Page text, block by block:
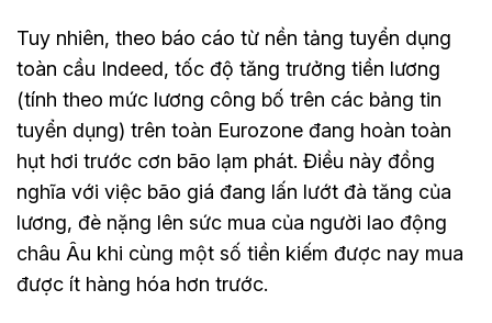
Tuy nhiên, theo báo cáo từ nền tảng tuyển dụng
toàn cầu Indeed, tốc độ tăng trưởng tiền lương
(tính theo mức lương công bố trên các bảng tin
tuyển dụng) trên toàn Eurozone đang hoàn toàn
hụt hơi trước cơn bão lạm phát. Điều này đồng
nghĩa với việc bão giá đang lấn lướt đà tăng của
lương, đè nặng lên sức mua của người lao động
châu Âu khi cùng một số tiền kiếm được nay mua
được ít hàng hóa hơn trước.